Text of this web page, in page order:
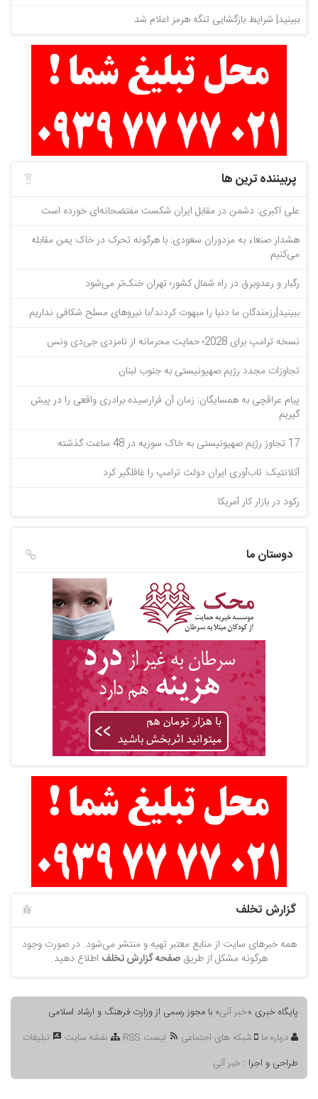
ببینید| شرایط بازگشایی تنگه هرمز اعلام شد
پربیننده ترین ها
علی اکبری: دشمن در مقابل ایران شکست مفتضحانه‌ای خورده است
هشدار صنعاء به مزدوران سعودی: با هرگونه تحرک در خاک یمن مقابله
می‌کنیم
رگبار و رعدوبرق در راه شمال کشور؛ تهران خنک‌تر می‌شود
ببینید|رزمندگان ما دنیا را مبهوت کردند/با نیروهای مسلح شکافی نداریم
نسخه ترامپ برای 2028؛ حمایت محرمانه از نامزدی جی‌دی ونس
تجاوزات مجدد رژیم صهیونیستی به جنوب لبنان
پیام عراقچی به همسایگان: زمان آن فرارسیده برادری واقعی را در پیش
گیریم
17 تجاوز رژیم صهیونیستی به خاک سوریه در 48 ساعت گذشته
آتلانتیک: تاب‌آوری ایران دولت ترامپ را غافلگیر کرد
رکود در بازار کار آمریکا
دوستان ما
گزارش تخلف
همه خبرهای سایت از منابع معتبر تهیه و منتشر می‌شود. در صورت وجود
هرگونه مشکل از طریقصفحه گزارش تخلف اطلاع دهید.
پایگاه خبری «خبر آنی» با مجوز رسمی از وزارت فرهنگ و ارشاد اسلامی
درباره ما
شبکه های اجتماعی لیست RSS نقشه سایت
تبلیغات
طراحی و اجرا : خبر آنی